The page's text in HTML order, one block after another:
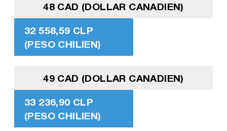
48 CAD (DOLLAR CANADIEN)
32 558,59 CLP
(PESO CHILIEN)
49 CAD (DOLLAR CANADIEN)
33 236,90 CLP
(PESO CHILIEN)